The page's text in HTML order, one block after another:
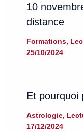
10
distance
Formations,
25/10/2024
Et pourquoi
Astrologie,
17/12/2024